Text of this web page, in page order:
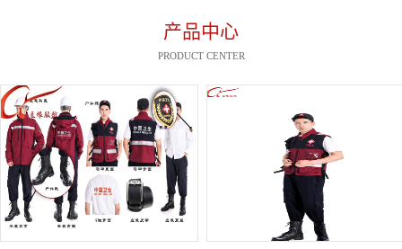
产品中心
PRODUCT CENTER